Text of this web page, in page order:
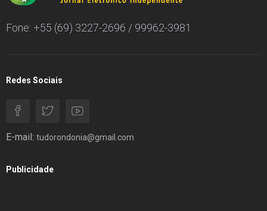
Fone: +55 (69) 3227-2696 / 99962-3981
Redes Sociais
E-mail: tudorondonia@gmail.com
Publicidade